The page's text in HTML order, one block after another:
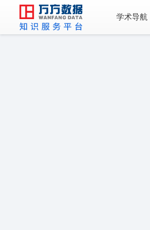
学术导航